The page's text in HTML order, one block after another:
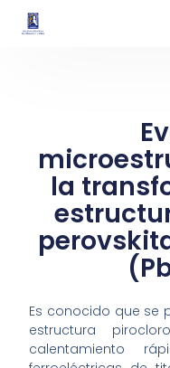
la
Es conocido que se
estructura
calentamiento